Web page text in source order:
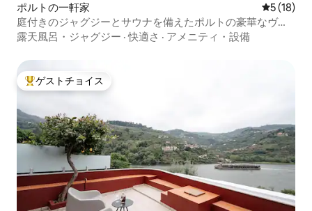
ポルトの一軒家 レビュー
5 (18)
庭付きのジャグジーとサウナを備えたポルトの豪華なヴィ
ラ
露天風呂・ジャグジー ·快適さ · アメニティ・設備
大好評のゲストチョイスです。
ゲストチョイス